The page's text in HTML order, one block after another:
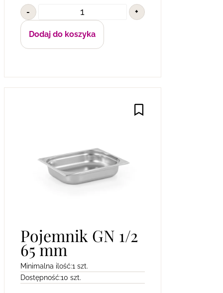
- +
Dodaj do koszyka
Pojemnik GN 1/2
65 mm
Minimalna ilość:1 szt.
Dostępność:10 szt.